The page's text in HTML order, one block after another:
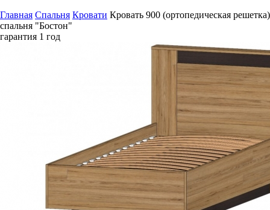
Главная Спальня Кровати Кровать 900 (ортопедическая решетка)
спальня "Бостон"
гарантия 1 год